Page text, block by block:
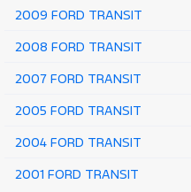
CUSTOM
ISUZU
Iveco
Jaecoo
2009 FORD TRANSIT
2008 FORD TRANSIT
2007 FORD TRANSIT
2005 FORD TRANSIT
2004 FORD TRANSIT
2001 FORD TRANSIT